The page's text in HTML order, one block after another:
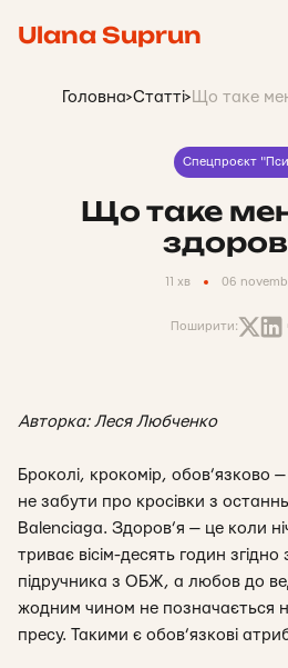
Ulana Suprun
Головна>Статті> Що таке
Спецпроєкт
Що таке
11 хв 06
Поширити:
Авторка: Леся Любченко
Броколі, крокомір, обов’язково —
не забути про кросівки з
Balenciaga. Здоров’я — це коли
триває вісім-десять годин
підручника з ОБЖ, а любов до
жодним чином не позначається
пресу. Такими є обов’язкові